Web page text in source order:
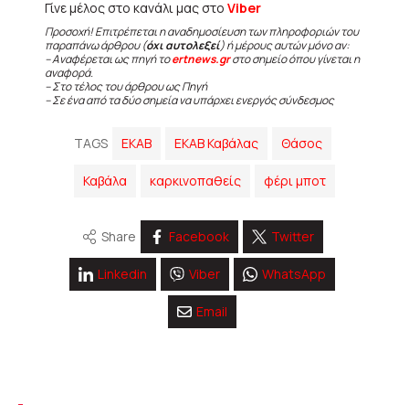
Γίνε μέλος στο κανάλι μας στο Viber
Προσοχή! Επιτρέπεται η αναδημοσίευση των πληροφοριών του
παραπάνω άρθρου (όχι αυτολεξεί) ή μέρους αυτών μόνο αν:
– Αναφέρεται ως πηγή τοertnews.grστο σημείο όπου γίνεται η
αναφορά.
– Στο τέλος του άρθρου ως Πηγή
– Σε ένα από τα δύο σημεία να υπάρχει ενεργός σύνδεσμος
TAGS ΕΚΑΒ ΕΚΑΒ Καβάλας Θάσος
Καβάλα καρκινοπαθείς φέρι μποτ
Share Facebook Twitter
Linkedin Viber WhatsApp
Email